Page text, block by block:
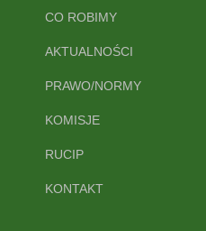
CO ROBIMY
AKTUALNOŚCI
PRAWO/NORMY
KOMISJE
RUCIP
KONTAKT